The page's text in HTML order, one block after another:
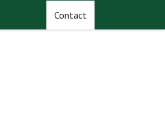
Contact